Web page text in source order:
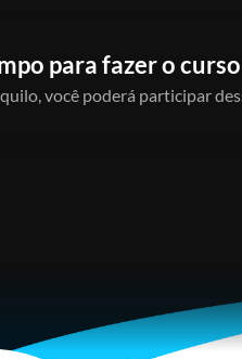
para fazer o
você poderá participar